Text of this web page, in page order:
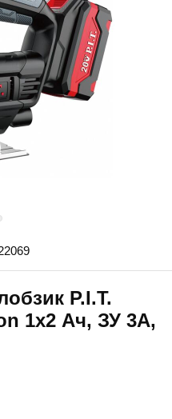
P.I.T.
1х2 Ач, ЗУ 3А,